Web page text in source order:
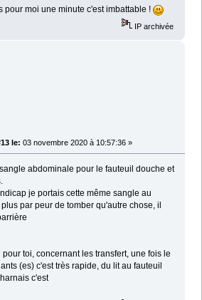
pour moi une minute c'est imbattable !
IP archivée
le: 03 novembre 2020 à 10:57:36 »
abdominale pour le fauteuil douche et
je portais cette même sangle au
par peur de tomber qu'autre chose, il
toi, concernant les transfert, une fois le
(es) c'est très rapide, du lit au fauteuil
c'est